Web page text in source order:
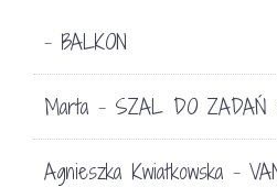
- BALKON
Marta - SZAL DO ZADAŃ
Agnieszka Kwiatkowska -